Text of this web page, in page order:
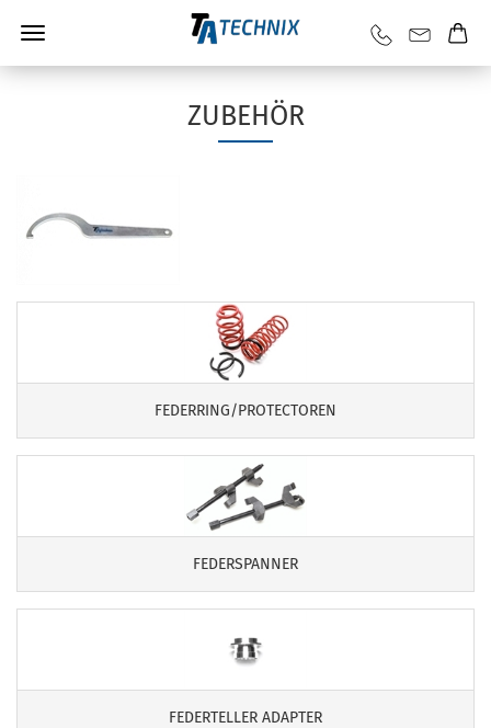
ZUBEHÖR
FEDERRING/PROTECTOREN
FEDERSPANNER
FEDERTELLER ADAPTER